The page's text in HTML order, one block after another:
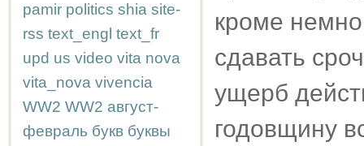
pamir politics shia site-
rss text_engl text_fr
upd us video vita nova
vita_nova vivencia
WW2 WW2 август-
февраль букв буквы
кроме
сдавать
ущерб
годовщину